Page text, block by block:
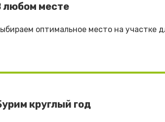
любом месте
оптимальное место на участке
круглый год